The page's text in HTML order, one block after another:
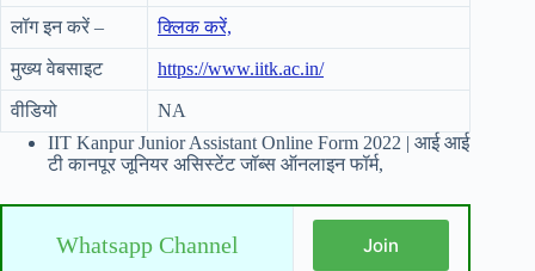
लॉग इन करें – क्लिक करें,
मुख्य वेबसाइट https://www.iitk.ac.in/
वीडियो
NA
IIT Kanpur Junior Assistant Online Form 2022 | आई आई
टी कानपूर जूनियर असिस्टेंट जॉब्स ऑनलाइन फॉर्म,
Whatsapp Channel Join